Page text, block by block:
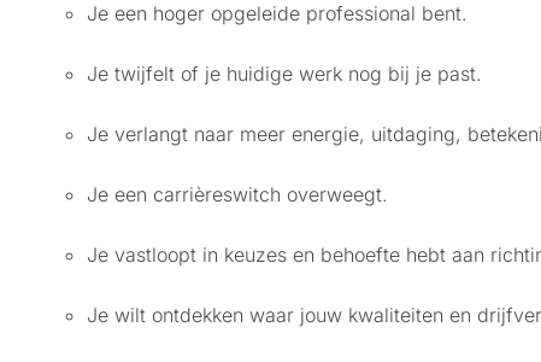
Je een hoger opgeleide professional bent.
Je twijfelt of je huidige werk nog bij je past.
Je verlangt naar meer energie, uitdaging,
Je een carrièreswitch overweegt.
Je vastloopt in keuzes en behoefte hebt aan
Je wilt ontdekken waar jouw kwaliteiten en